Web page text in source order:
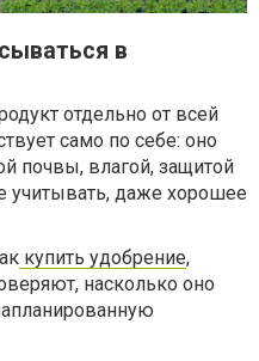
в
отдельно от всей
само по себе: оно
почвы, влагой, защитой
учитывать, даже хорошее
купить удобрение,
насколько оно